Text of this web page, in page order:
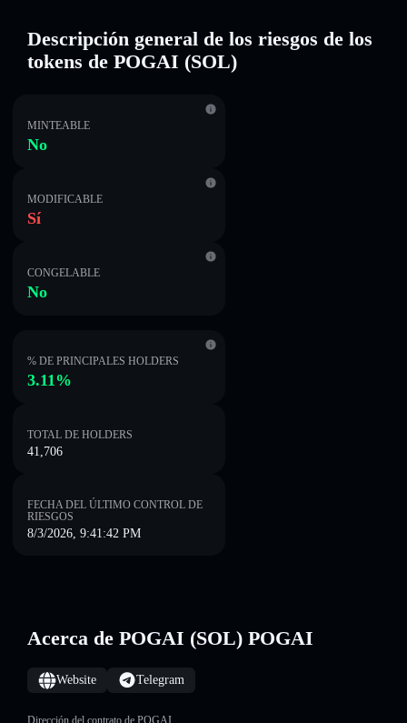
Descripción general de los riesgos de los
tokens de POGAI (SOL)
MINTEABLE
No
MODIFICABLE
Sí
CONGELABLE
No
% DE PRINCIPALES HOLDERS
3.11%
TOTAL DE HOLDERS
41,706
FECHA DEL ÚLTIMO CONTROL DE
RIESGOS
8/3/2026, 9:41:42 PM
Acerca de POGAI (SOL) POGAI
Website Telegram
Dirección del contrato de POGAI